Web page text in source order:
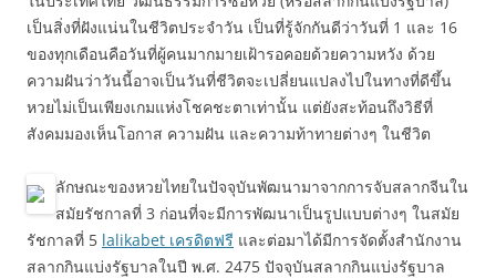
เป็นสิ่งที่ฝังแน่นในชีวิตประจำวัน เป็นที่รู้จักกันดีว่าวันที่ 1 และ 16
ของทุกเดือนคือวันที่ผู้คนมากมายเฝ้ารอคอยด้วยความหวัง ด้วย
ความฝันว่าวันนี้อาจเป็นวันที่ชีวิตจะเปลี่ยนแปลงไปในทางที่ดีขึ้น
หวยไม่เป็นเพียงเกมแห่งโชคชะตาเท่านั้น แต่ยังสะท้อนถึงวิธีที่
สังคมมองเห็นโอกาส ความฝัน และความท้าทายต่างๆ ในชีวิต
ลักษณะของหวยไทยในปัจจุบันพัฒนามาจากการจับสลากจีนใน
สมัยรัชกาลที่ 3 ก่อนที่จะมีการพัฒนาเป็นรูปแบบต่างๆ ในสมัย
รัชกาลที่ 5 lalikabet เครดิตฟรี และต่อมาได้มีการจัดตั้งสำนักงาน
สลากกินแบ่งรัฐบาลในปี พ.ศ. 2475 ปัจจุบันสลากกินแบ่งรัฐบาล